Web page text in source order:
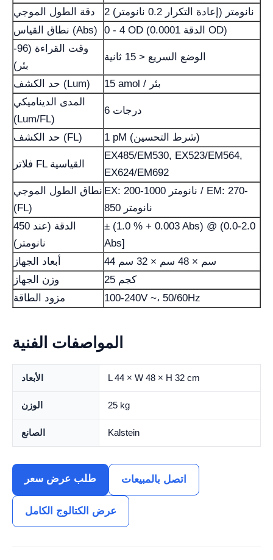
دقة الطول الموجي
2 نانومتر (إعادة التكرار 0.2 نانومتر)
نطاق القياس (Abs)
0 - 4 OD (الدقة 0.0001 OD)
وقت القراءة (96-
بئر)
الوضع السريع < 15 ثانية
حد الكشف (Lum)
15 amol / بئر
المدى الديناميكي
(Lum/FL)
6 درجات
حد الكشف (FL) 1 pM (شرط التحسين)
فلاتر FL القياسية
EX485/EM530, EX523/EM564,
EX624/EM692
نطاق الطول الموجي
(FL)
EX: 200-1000 نانومتر / EM: 270-
850 نانومتر
الدقة (عند 450
نانومتر)
± (1.0 % + 0.003 Abs) @ (0.0-2.0
Abs]
أبعاد الجهاز
44 سم × 48 سم × 32 سم
وزن الجهاز
25 كجم
مزود الطاقة
100-240V ~، 50/60Hz
المواصفات الفنية
الأبعاد L 44 × W 48 × H 32 cm
الوزن 25 kg
الصانع Kalstein
طلب عرض سعر اتصل بالمبيعات
عرض الكتالوج الكامل